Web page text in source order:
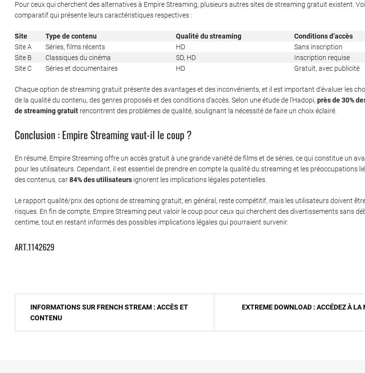
Pour ceux qui cherchent des alternatives à Empire Streaming, plusieurs autres sites de streaming gratuit existent.
comparatif qui présente leurs caractéristiques respectives :
Site Type de contenu Qualité du streaming
Conditions d’accès
Site A
Séries, films récents HD
Sans inscription
Site B
Classiques du cinéma SD, HD
Inscription requise
Site C
Séries et documentaires HD Gratuit, avec publicité
Chaque option de streaming gratuit présente des avantages et des inconvénients, et il est important d’évaluer les
de la qualité du contenu, des genres proposés et des conditions d’accès. Selon une étude de l’Hadopi, près de 30%
de streaming gratuit rencontrent des problèmes de qualité, soulignant la nécessité de faire un choix éclairé.
Conclusion : Empire Streaming vaut-il le coup ?
En résumé, Empire Streaming offre un accès gratuit à une grande variété de films et de séries, ce qui constitue un
pour les utilisateurs. Cependant, il est essentiel de prendre en compte la qualité du streaming et les préoccupations
des contenus, car84% des utilisateurs ignorent les implications légales potentielles.
Le rapport qualité/prix des options de streaming gratuit, en général, reste compétitif, mais les utilisateurs doivent
risques. En fin de compte, Empire Streaming peut valoir le coup pour ceux qui cherchent des divertissements sans
centime, tout en restant informés des possibles implications légales qui pourraient survenir.
ART.1142629
Navigation
INFORMATIONS SUR FRENCH STREAM : ACCÈS ET
CONTENU
EXTREME DOWNLOAD : ACCÉDEZ À LA